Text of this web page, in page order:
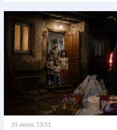
31 июля, 13:51